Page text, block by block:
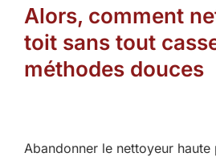
Alors, comment
toit sans tout
méthodes douces
Abandonner le nettoyeur